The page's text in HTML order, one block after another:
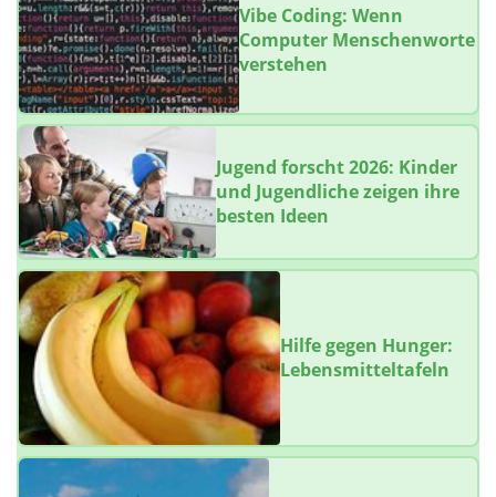
Vibe Coding: Wenn
Computer Menschenworte
verstehen
Jugend forscht 2026: Kinder
und Jugendliche zeigen ihre
besten Ideen
Hilfe gegen Hunger:
Lebensmitteltafeln